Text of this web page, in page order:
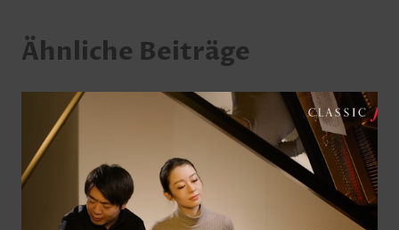
Ähnliche Beiträge